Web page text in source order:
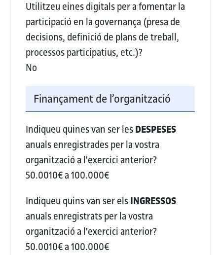
Utilitzeu eines digitals per a fomentar la
participació en la governança (presa de
decisions, definició de plans de treball,
processos participatius, etc.)?
No
Finançament de l’organització
Indiqueu quines van ser lesDESPESES
anuals enregistrades per la vostra
organització a l'exercici anterior?
50.0010€ a 100.000€
Indiqueu quins van ser elsINGRESSOS
anuals enregistrats per la vostra
organització a l'exercici anterior?
50.0010€ a 100.000€